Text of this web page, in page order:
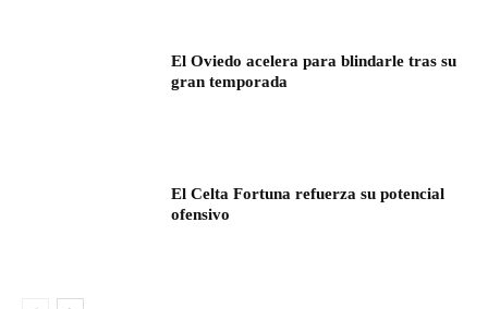
El Oviedo acelera para blindarle tras su
gran temporada
El Celta Fortuna refuerza su potencial
ofensivo